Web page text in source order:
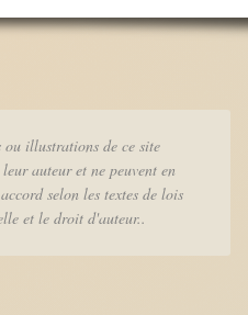
ou illustrations de ce site
auteur et ne peuvent en
selon les textes de lois
et le droit d'auteur..